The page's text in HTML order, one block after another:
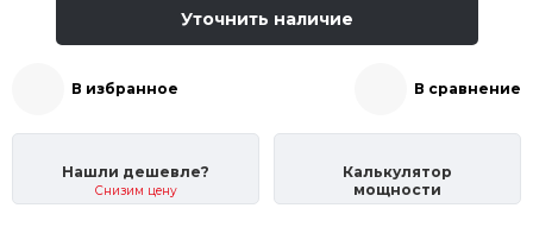
Уточнить наличие
В избранное В сравнение
Нашли дешевле?
Снизим цену
Калькулятор
мощности